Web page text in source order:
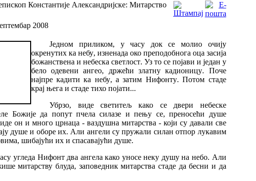
Константије Александријске: Митарство
2008
Једном приликом, у часу док се молио
очију
окренутих ка небу, изненада око преподобнога оца засија
божанствена и небеска светлост. Уз то се појави и један у
бело одевени ангео, држећи златну кадионицу. Поче
најпре кадити ка небу, а затим Нифонту.Потом стаде
крај њега и стаде тихо појати...
Убрзо, виде светитељ како се двери
небеске
Божије да попут пчела силазе и пењу се,преносећи
душе
он и много црнаца - ваздушна митарства - који су давали све
душе и оборе их. Али ангели су пружали силан отпор лукавим
, шибајући их и спасавајући душе.
угледа Нифонт два ангела како уносе неку душу на небо. Али
митарству блуда, заповедник митарства стаде да бесни и да